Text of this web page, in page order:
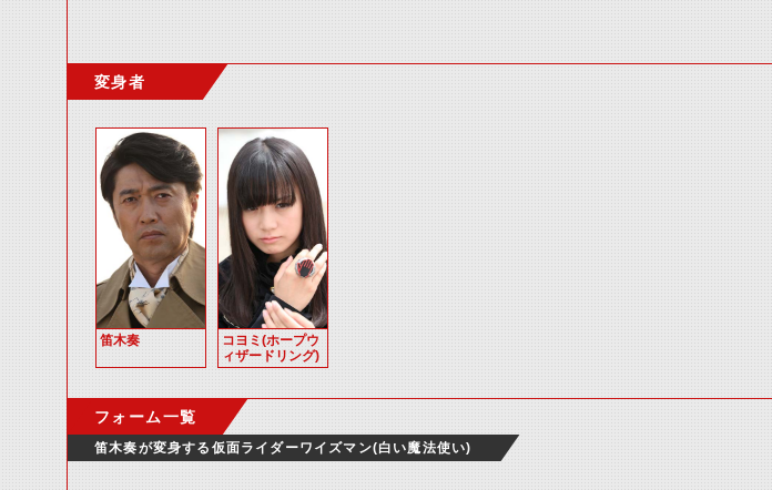
変身者
笛木奏
コヨミ(ホープウ
ィザードリング)
フォーム一覧
笛木奏が変身する仮面ライダーワイズマン(白い魔法使い)